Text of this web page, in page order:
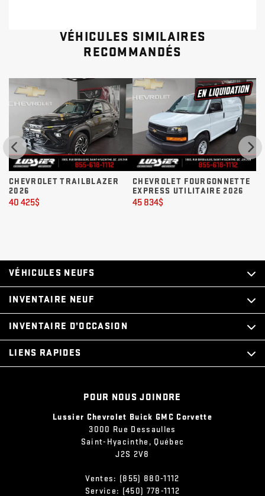
VÉHICULES SIMILAIRES
RECOMMANDÉS
CHEVROLET TRAILBLAZER
2026
40 425$
CHEVROLET FOURGONNETTE
EXPRESS UTILITAIRE 2026
45 834$
POUR NOUS JOINDRE
Lussier Chevrolet Buick GMC Corvette
3000 Rue Dessaulles
Saint-Hyacinthe , Québec
J2S 2V8
Ventes: (855) 880-1112
Service: (450) 778-1112
VÉHICULES NEUFS
INVENTAIRE NEUF
INVENTAIRE D’OCCASION
LIENS RAPIDES